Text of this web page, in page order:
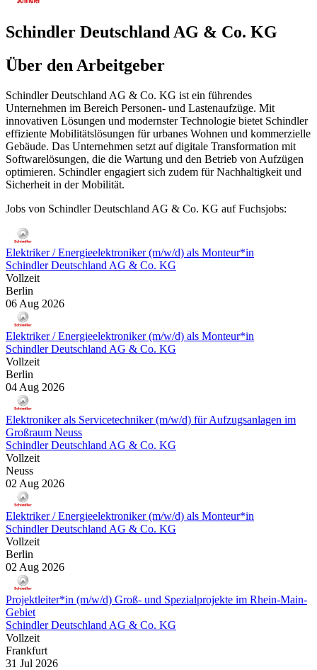
Schindler Deutschland AG & Co. KG
Über den Arbeitgeber
Schindler Deutschland AG & Co. KG ist ein führendes
Unternehmen im Bereich Personen- und Lastenaufzüge. Mit
innovativen Lösungen und modernster Technologie bietet Schindler
effiziente Mobilitätslösungen für urbanes Wohnen und kommerzielle
Gebäude. Das Unternehmen setzt auf digitale Transformation mit
Softwarelösungen, die die Wartung und den Betrieb von Aufzügen
optimieren. Schindler engagiert sich zudem für Nachhaltigkeit und
Sicherheit in der Mobilität.
Jobs von Schindler Deutschland AG & Co. KG auf Fuchsjobs:
Elektriker / Energieelektroniker (m/w/d) als Monteur*in
Schindler Deutschland AG & Co. KG
Vollzeit
Berlin
06 Aug 2026
Elektriker / Energieelektroniker (m/w/d) als Monteur*in
Schindler Deutschland AG & Co. KG
Vollzeit
Berlin
04 Aug 2026
Elektroniker als Servicetechniker (m/w/d) für Aufzugsanlagen im
Großraum Neuss
Schindler Deutschland AG & Co. KG
Vollzeit
Neuss
02 Aug 2026
Elektriker / Energieelektroniker (m/w/d) als Monteur*in
Schindler Deutschland AG & Co. KG
Vollzeit
Berlin
02 Aug 2026
Projektleiter*in (m/w/d) Groß- und Spezialprojekte im Rhein-Main-
Gebiet
Schindler Deutschland AG & Co. KG
Vollzeit
Frankfurt
31 Jul 2026